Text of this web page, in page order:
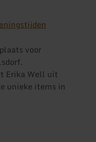
voor
Erika Well uit
unieke items in